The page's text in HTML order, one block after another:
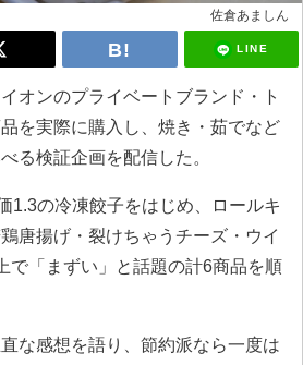
佐倉あましん
LINE
オンのプライベートブランド・ト
を実際に購入し、焼き・茹でなど
る検証企画を配信した。
1.3の冷凍餃子をはじめ、ロールキ
唐揚げ・裂けちゃうチーズ・ウイ
で「まずい」と話題の計6商品を順
な感想を語り、節約派なら一度は